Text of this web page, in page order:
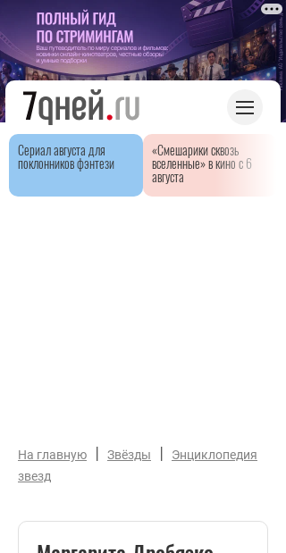
Сериал августа для
поклонников фэнтези
«Смешарики сквозь
вселенные» в кино с 6
августа
На главную | Звёзды |
Энциклопедия
звезд